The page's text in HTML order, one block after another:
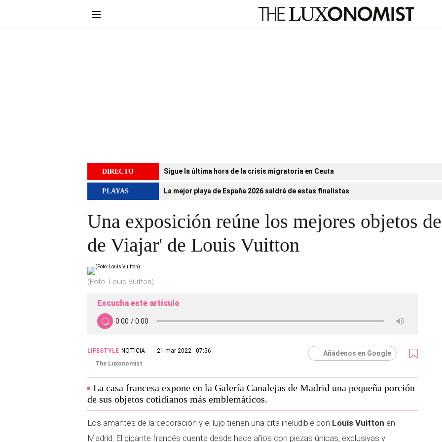
DIRECTO Sigue la última hora de la crisis migratoria en Ceuta
PLAYAS La mejor playa de España 2026 saldrá de estas finalistas
Una exposición reúne los mejores objetos
de Viajar' de Louis Vuitton
(Foto: Louis Vuitton)
Escucha este artículo
LIFESTYLE NOTICIA
21 mar 2022 - 07:56
The Luxonomist
Añádenos en Google
La casa francesa expone en la Galería Canalejas de Madrid una pequeña porción
de sus objetos cotidianos más emblemáticos.
Los amantes de la decoración y el lujo tienen una cita ineludible con Louis Vuitton en
Madrid. El gigante francés cuenta desde hace años con piezas únicas, exclusivas y